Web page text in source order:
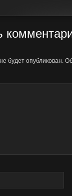
будет опубликован.